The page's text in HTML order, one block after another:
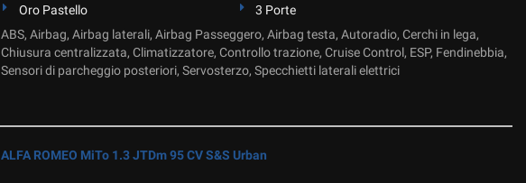
Oro Pastello
3 Porte
ABS, Airbag, Airbag laterali, Airbag Passeggero, Airbag testa, Autoradio, Cerchi in lega,
Chiusura centralizzata, Climatizzatore, Controllo trazione, Cruise Control, ESP, Fendinebbia,
Sensori di parcheggio posteriori, Servosterzo, Specchietti laterali elettrici
ALFA ROMEO MiTo 1.3 JTDm 95 CV S&S Urban